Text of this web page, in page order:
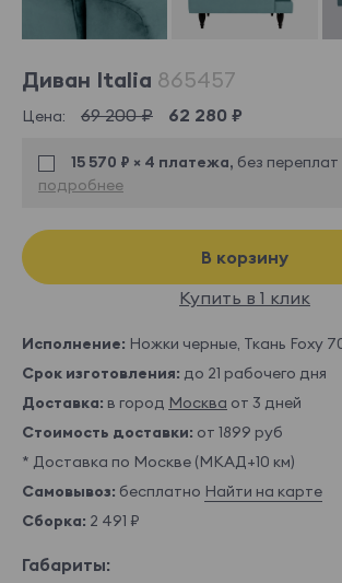
Диван Italia 865457
Цена: 69 200 ₽ 62 280 ₽
15 570 ₽ × 4 платежа, без переплат
подробнее
В корзину
Купить в 1 клик
Исполнение: Ножки черные, Ткань Foxy
Срок изготовления: до 21 рабочего дня
Доставка: в город Москва от 3 дней
Стоимость доставки: от 1899 руб
* Доставка по Москве (МКАД+10 км)
Самовывоз: бесплатно Найти на карте
Сборка: 2 491 ₽
Габариты: